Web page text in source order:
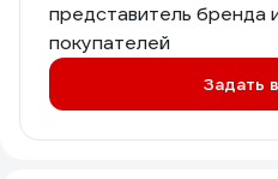
представитель бренда
покупателей
Задать